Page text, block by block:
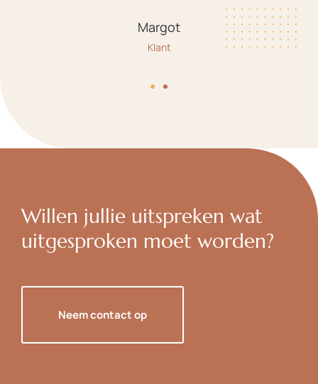
Margot
Klant
Willen jullie uitspreken wat
uitgesproken moet worden?
Neem contact op